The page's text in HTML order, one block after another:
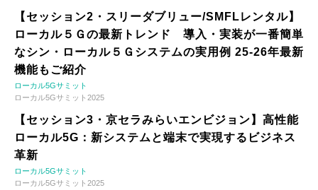
【セッション2・スリーダブリュー/SMFLレンタル】
ローカル５Ｇの最新トレンド 導入・実装が一番簡単
なシン・ローカル５Ｇシステムの実用例 25-26年最新
機能もご紹介
ローカル5Gサミット
ローカル5Gサミット2025
【セッション3・京セラみらいエンビジョン】高性能
ローカル5G：新システムと端末で実現するビジネス
革新
ローカル5Gサミット
ローカル5Gサミット2025